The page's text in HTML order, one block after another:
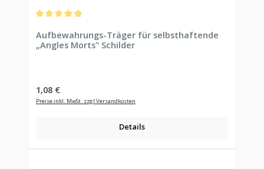
Aufbewahrungs-Träger für selbsthaftende
„Angles Morts" Schilder
Regulärer Preis:
1,08 €
Preise inkl. MwSt. zzgl Versandkosten
Details